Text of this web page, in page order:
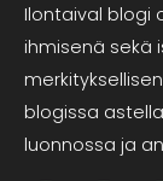
Ilontaival blogi
ihmisenä sekä
blogissa
luonnossa ja